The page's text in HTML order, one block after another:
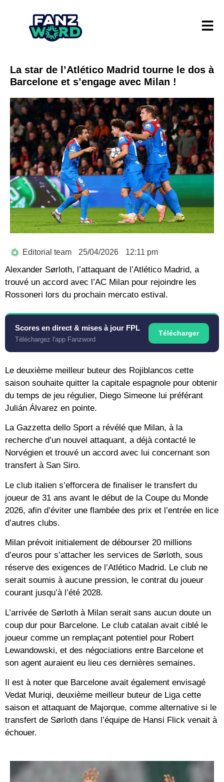
La star de l’Atlético Madrid tourne le dos à
Barcelone et s’engage avec Milan !
Editorial team 25/04/2026 12:11 pm
Alexander Sørloth, l’attaquant de l’Atlético Madrid, a
trouvé un accord avec l’AC Milan pour rejoindre les
Rossoneri lors du prochain mercato estival.
Scores en direct & mises à jour FPL
Téléchargez l'app Fanzword
Télécharger
Le deuxième meilleur buteur des Rojiblancos cette
saison souhaite quitter la capitale espagnole pour obtenir
du temps de jeu régulier, Diego Simeone lui préférant
Julián Álvarez en pointe.
La Gazzetta dello Sport a révélé que Milan, à la
recherche d’un nouvel attaquant, a déjà contacté le
Norvégien et trouvé un accord avec lui concernant son
transfert à San Siro.
Le club italien s’efforcera de finaliser le transfert du
joueur de 31 ans avant le début de la Coupe du Monde
2026, afin d’éviter une flambée des prix et l’entrée en lice
d’autres clubs.
Milan prévoit initialement de débourser 20 millions
d’euros pour s’attacher les services de Sørloth, sous
réserve des exigences de l’Atlético Madrid. Le club ne
serait soumis à aucune pression, le contrat du joueur
courant jusqu’à l’été 2028.
L’arrivée de Sørloth à Milan serait sans aucun doute un
coup dur pour Barcelone. Le club catalan avait ciblé le
joueur comme un remplaçant potentiel pour Robert
Lewandowski, et des négociations entre Barcelone et
son agent auraient eu lieu ces dernières semaines.
Il est à noter que Barcelone avait également envisagé
Vedat Muriqi, deuxième meilleur buteur de Liga cette
saison et attaquant de Majorque, comme alternative si le
transfert de Sørloth dans l’équipe de Hansi Flick venait à
échouer.